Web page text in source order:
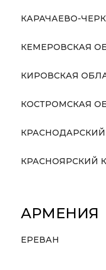
КАРАЧАЕВО-
КЕМЕРОВСКАЯ
КИРОВСКАЯ
КОСТРОМСКАЯ
КРАСНОДАРСКИЙ
КРАСНОЯРСКИЙ
АРМЕНИЯ
ЕРЕВАН